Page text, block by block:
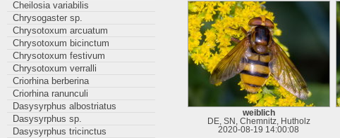
weiblich
DE, SN, Chemnitz, Hutholz
2020-08-19 14:00:08
Cheilosia variabilis
Chrysogaster sp.
Chrysotoxum arcuatum
Chrysotoxum bicinctum
Chrysotoxum festivum
Chrysotoxum verralli
Criorhina berberina
Criorhina ranunculi
Dasysyrphus albostriatus
Dasysyrphus sp.
Dasysyrphus tricinctus